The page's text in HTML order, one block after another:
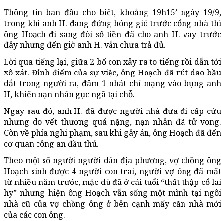
Thông tin ban đầu cho biết, khoảng 19h15’ ngày 19/9,
trong khi anh H. đang đứng hóng gió trước cổng nhà thì
ông Hoạch đi sang đòi số tiền đã cho anh H. vay trước
đây nhưng đến giờ anh H. vẫn chưa trả đủ.
Lời qua tiếng lại, giữa 2 bố con xảy ra to tiếng rồi dẫn tới
xô xát. Đỉnh điểm của sự việc, ông Hoạch đã rút dao bầu
dắt trong người ra, đâm 1 nhát chí mạng vào bụng anh
H, khiến nạn nhân gục ngã tại chỗ.
Ngay sau đó, anh H. đã được người nhà đưa đi cấp cứu
nhưng do vết thương quá nặng, nạn nhân đã tử vong.
Còn về phía nghi phạm, sau khi gây án, ông Hoạch đã đến
cơ quan công an đầu thú.
Theo một số người người dân địa phương, vợ chồng ông
Hoạch sinh được 4 người con trai, người vợ ông đã mất
từ nhiều năm trước, mặc dù đã ở cái tuổi “thất thập cổ lai
hy” nhưng hiện ông Hoạch vẫn sống một mình tại ngôi
nhà cũ của vợ chồng ông ở bên cạnh mấy căn nhà mới
của các con ông.